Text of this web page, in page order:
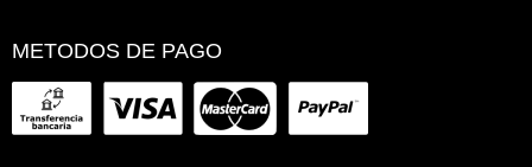
METODOS DE PAGO